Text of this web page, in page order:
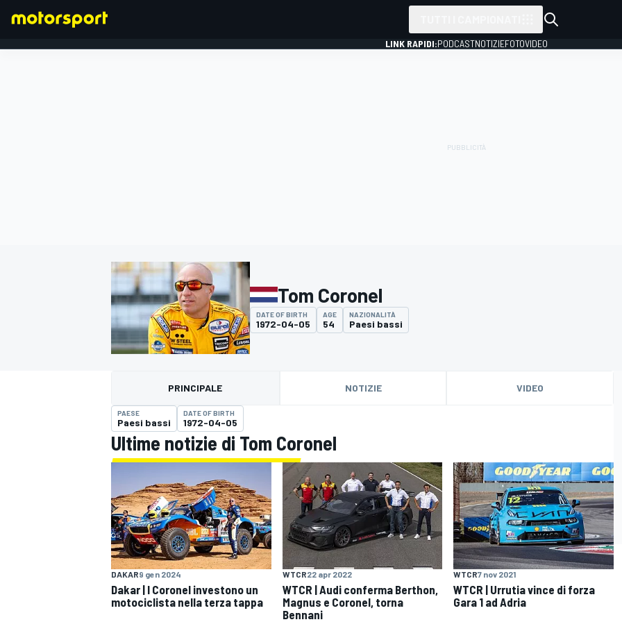
MOTOGP WEC
LINK RAPIDI:PODCASTNOTIZIEFOTOVIDEO
Tom Coronel
DATE OF BIRTH
1972-04-05
AGE
54
NAZIONALITÀ
Paesi bassi
PRINCIPALE NOTIZIE VIDEO
PAESE
Paesi bassi
DATE OF BIRTH
1972-04-05
Ultime notizie di Tom Coronel
DAKAR9 gen 2024
Dakar | I Coronel investono un
motociclista nella terza tappa
WTCR22 apr 2022
WTCR | Audi conferma Berthon,
Magnus e Coronel, torna
Bennani
WTCR7 nov 2021
WTCR | Urrutia vince di forza
Gara 1 ad Adria